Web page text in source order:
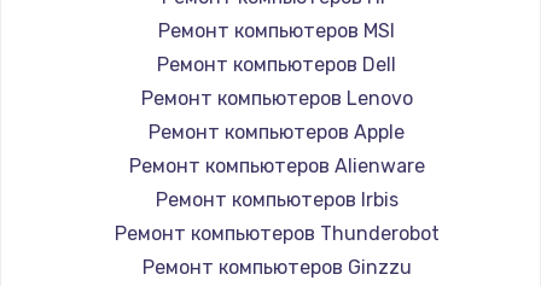
Замена тачпада
1330 руб.
Заказать
Замена контроллера питания
1490 руб.
Заказать
Ремонт компьютеров MSI
Ремонт компьютеров Dell
Ремонт компьютеров Lenovo
Ремонт компьютеров Apple
Ремонт компьютеров Alienware
Ремонт компьютеров Irbis
Ремонт компьютеров Thunderobot
Ремонт компьютеров Ginzzu